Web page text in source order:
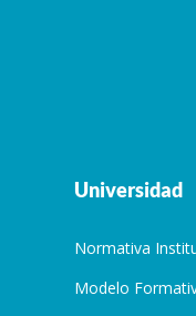
Universidad
Normativa
Modelo